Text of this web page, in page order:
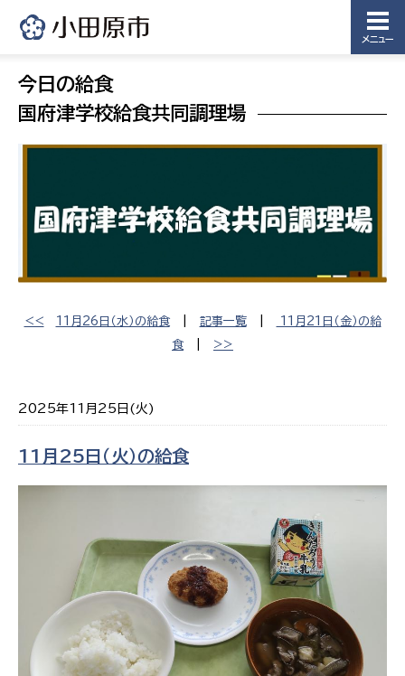
メニュー
今日の給食
国府津学校給食共同調理場
<< 11月26日（水）の給食| 記事一覧|
11月21日（金）の給
食
>>
2025年11月25日(火)
11月25日（火）の給食